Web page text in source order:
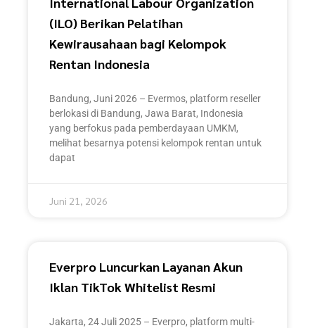
(ILO) Berikan Pelatihan
Kewirausahaan bagi Kelompok
Rentan Indonesia
Bandung, Juni 2026 – Evermos, platform reseller
berlokasi di Bandung, Jawa Barat, Indonesia
yang berfokus pada pemberdayaan UMKM,
melihat besarnya potensi kelompok rentan untuk
dapat
Juni 21, 2026
Everpro Luncurkan Layanan Akun
Iklan TikTok Whitelist Resmi
Jakarta, 24 Juli 2025 – Everpro, platform multi-